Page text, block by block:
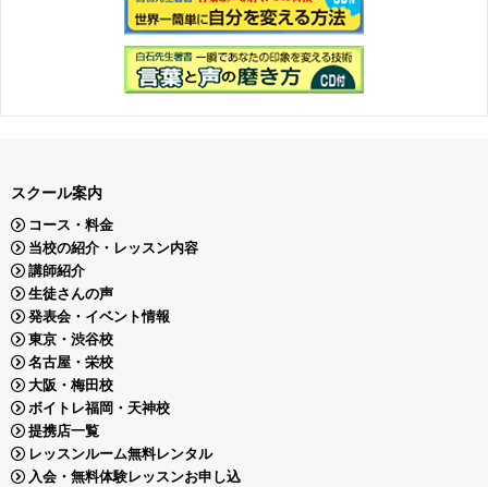
スクール案内
コース・料金
当校の紹介・レッスン内容
講師紹介
生徒さんの声
発表会・イベント情報
東京・渋谷校
名古屋・栄校
大阪・梅田校
ボイトレ福岡・天神校
提携店一覧
レッスンルーム無料レンタル
入会・無料体験レッスンお申し込